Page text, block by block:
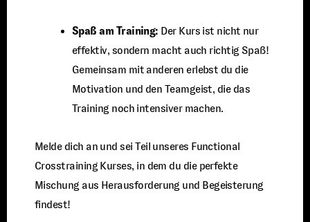
Spaß am Training: Der Kurs ist nicht nur
effektiv, sondern macht auch richtig Spaß!
Gemeinsam mit anderen erlebst du die
Motivation und den Teamgeist, die das
Training noch intensiver machen.
Melde dich an und sei Teil unseres Functional
Crosstraining Kurses, in dem du die perfekte
Mischung aus Herausforderung und Begeisterung
findest!